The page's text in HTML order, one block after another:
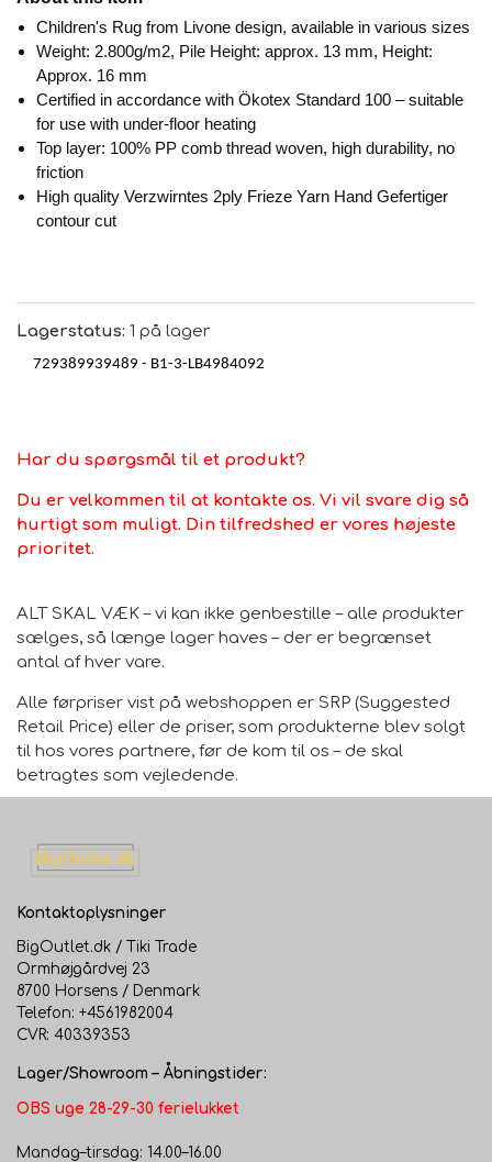
Children's Rug from Livone design, available in various sizes
Weight: 2.800g/m2, Pile Height: approx. 13 mm, Height:
Approx. 16 mm
Certified in accordance with Ökotex Standard 100 – suitable
for use with under-floor heating
Top layer: 100% PP comb thread woven, high durability, no
friction
High quality Verzwirntes 2ply Frieze Yarn Hand Gefertiger
contour cut
Lagerstatus: 1 på lager
729389939489 - B1-3-LB4984092
Har du spørgsmål til et produkt?
Du er velkommen til at kontakte os. Vi vil svare dig så
hurtigt som muligt. Din tilfredshed er vores højeste
prioritet.
ALT SKAL VÆK – vi kan ikke genbestille – alle produkter
sælges, så længe lager haves – der er begrænset
antal af hver vare.
Alle førpriser vist på webshoppen er SRP (Suggested
Retail Price) eller de priser, som produkterne blev solgt
til hos vores partnere, før de kom til os – de skal
betragtes som vejledende.
Kontaktoplysninger
BigOutlet.dk / Tiki Trade
Ormhøjgårdvej 23
8700 Horsens / Denmark
Telefon: +4561982004
CVR: 40339353
Lager/Showroom – Åbningstider:
OBS uge 28-29-30 ferielukket
Mandag–tirsdag: 14.00–16.00